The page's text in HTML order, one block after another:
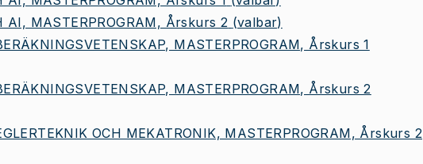
AI, MASTERPROGRAM, Årskurs 2 (valbar)
MASTERPROGRAM, Årskurs 1
MASTERPROGRAM, Årskurs 2
OCH MEKATRONIK, MASTERPROGRAM, Årskurs 2